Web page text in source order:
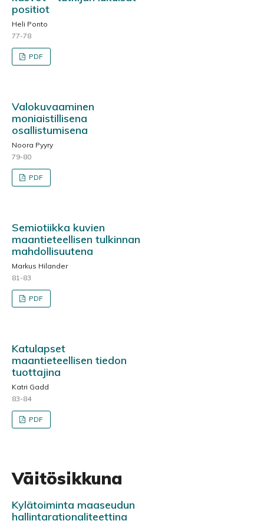
positiot
Heli Ponto
77-78
PDF
Valokuvaaminen
moniaistillisena
osallistumisena
Noora Pyyry
79-80
PDF
Semiotiikka kuvien
maantieteellisen tulkinnan
mahdollisuutena
Markus Hilander
81-83
PDF
Katulapset
maantieteellisen tiedon
tuottajina
Katri Gadd
83-84
PDF
Väitösikkuna
Kylätoiminta maaseudun
hallintarationaliteettina